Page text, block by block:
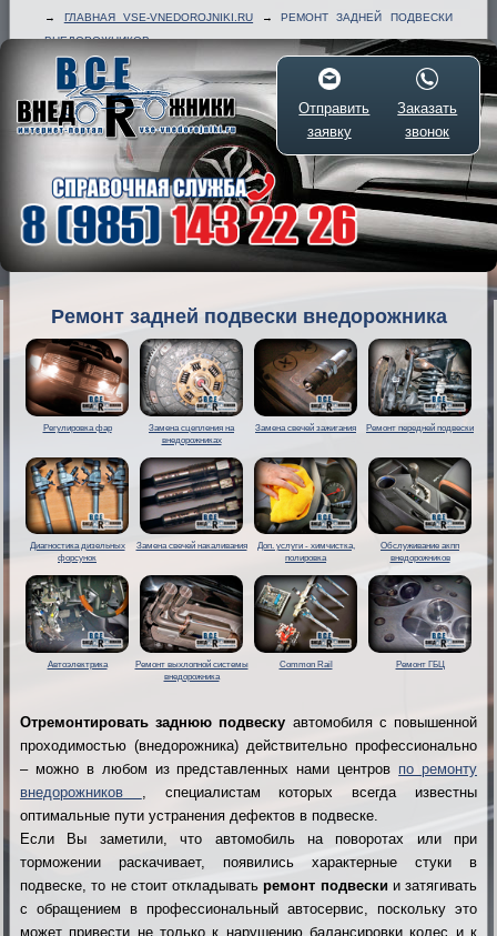
→ ГЛАВНАЯ VSE-VNEDOROJNIKI.RU → РЕМОНТ ЗАДНЕЙ ПОДВЕСКИ
ВНЕДОРОЖНИКОВ
Отправить
заявку
Заказать
звонок
Ремонт задней подвески внедорожника
Регулировка фар
Замена сцепления на
внедорожниках
Замена свечей зажигания Ремонт передней подвески
Диагностика дизельных
форсунок
Замена свечей накаливания
Доп. услуги - химчистка,
полировка
Обслуживание акпп
внедорожников
Автоэлектрика
Ремонт выхлопной системы
внедорожника
Common Rail Ремонт ГБЦ
Отремонтировать заднюю подвеску автомобиля c повышенной
проходимостью (внедорожника) действительно профессионально
– можно в любом из представленных нами центров по ремонту
внедорожников
, специалистам которых всегда известны
оптимальные пути устранения дефектов в подвеске.
Если Вы заметили, что автомобиль на поворотах или при
торможении раскачивает, появились характерные стуки в
подвеске, то не стоит откладыватьремонт подвески и затягивать
с обращением в профессиональный автосервис, поскольку это
может привести не только к нарушению балансировки колес и к